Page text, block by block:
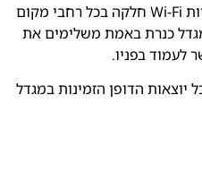
הטבות נוספות כגון שירות חדרים מותאם אישית, אזור חניה מאובטח וקישוריות Wi-Fi חלקה בכל רחבי מקום
כנרת באמת משלימים את
לעמוד בפניו.
הדופן הזמינות במגדל